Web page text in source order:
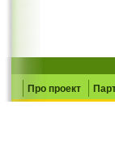
Про проект